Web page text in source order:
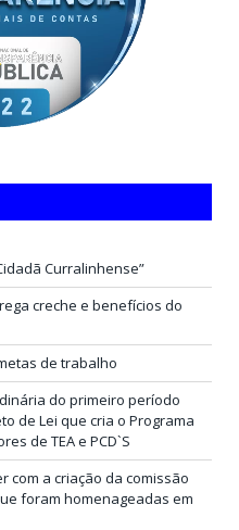
Curralinhense”
creche e benefícios do
de trabalho
do primeiro período
de Lei que cria o Programa
de TEA e PCD`S
com a criação da comissão
foram homenageadas em